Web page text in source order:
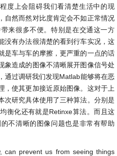
度上会阻碍我们看清楚生活中的现
自然而然对比度肯定会不如正常情况
来很多不便。特别是在交通这一方
没有办法很清楚的看到行车实况，这
是车与车的摩擦，更严重的一点的话
象造成的图像不清晰展开图像信号处
通过调研我们发现Matlab能够将在恶
，使其更加接近原始图像。这对于上
次研究具体使用了三种算法。分别是
衡化还有就是Retinxe算法。而且这
不清晰的图像问题也是非常有帮助
can prevent us from seeing things